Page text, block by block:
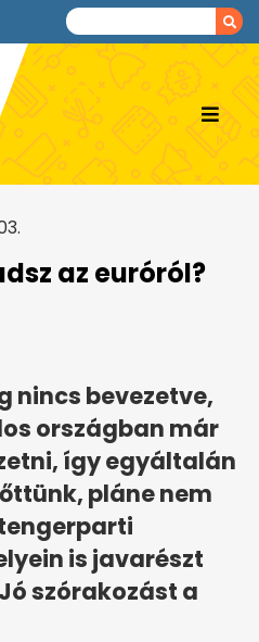
az euróról?
nincs bevezetve,
országban már
így egyáltalán
pláne nem
is javarészt
szórakozást a